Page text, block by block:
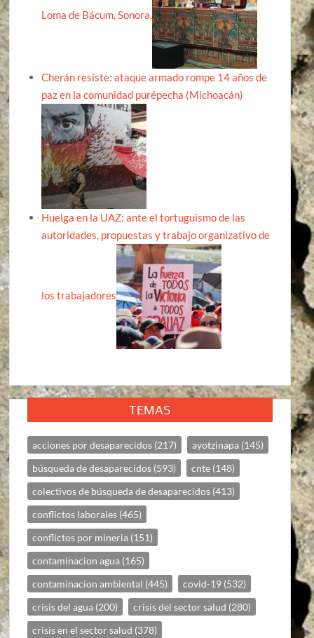
Loma de Bácum, Sonora.
Cherán resiste: ataque armado rompe 14 años de
paz en la comunidad purépecha (Michoacán)
Huelga en la UAZ: ante el tortuguismo de las
autoridades, propuestas y trabajo organizativo de
los trabajadores
TEMAS
acciones por desaparecidos (217) ayotzinapa (145)
búsqueda de desaparecidos (593) cnte (148)
colectivos de búsqueda de desaparecidos (413)
conflictos laborales (465)
conflictos por mineria (151)
contaminacion agua (165)
contaminacion ambiental (445) covid-19 (532)
crisis del agua (200) crisis del sector salud (280)
crisis en el sector salud (378)